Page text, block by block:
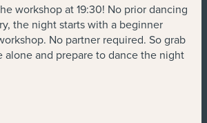
workshop at 19:30! No prior dancing
the night starts with a beginner
No partner required. So grab
alone and prepare to dance the night